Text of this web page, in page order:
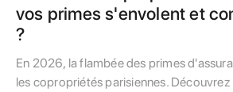
vos primes s'envolent et
?
En 2026, la flambée des primes
les copropriétés parisiennes. Découvrez